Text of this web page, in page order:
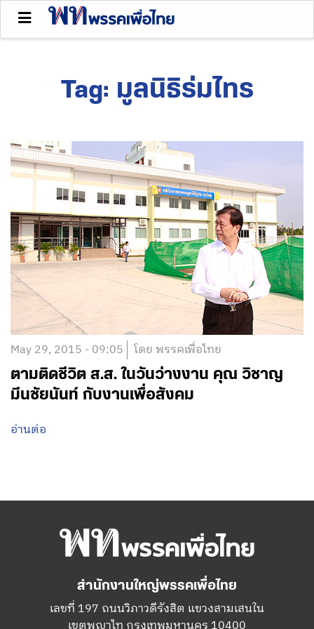
Tag: มูลนิธิร่มไทร
May 29, 2015 - 09:05 โดย พรรคเพื่อไทย
ตามติดชีวิต ส.ส. ในวันว่างงาน คุณ วิชาญ
มีนชัยนันท์ กับงานเพื่อสังคม
อ่านต่อ
สำนักงานใหญ่พรรคเพื่อไทย
เลขที่ 197 ถนนวิภาวดีรังสิต แขวงสามเสนใน